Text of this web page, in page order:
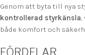
Genom att byta till nya
kontrollerad styrkänsla,
både komfort och
FÖRDELAR